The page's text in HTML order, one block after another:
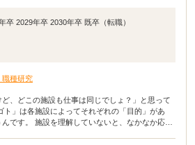
卒 2029年卒 2030年卒 既卒（転職）
職種研究
ど、どこの施設も仕事は同じでしょ？」と思って
ト」は各施設によってそれぞれの「目的」があ
です。 施設を理解していないと、なかなか応募